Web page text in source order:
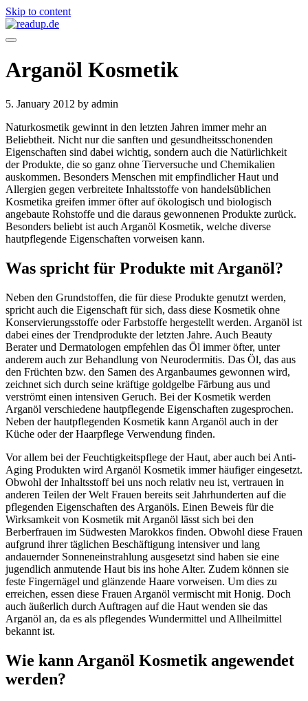
Skip to content
Arganöl Kosmetik
5. January 2012 by admin
Naturkosmetik gewinnt in den letzten Jahren immer mehr an
Beliebtheit. Nicht nur die sanften und gesundheitsschonenden
Eigenschaften sind dabei wichtig, sondern auch die Natürlichkeit
der Produkte, die so ganz ohne Tierversuche und Chemikalien
auskommen. Besonders Menschen mit empfindlicher Haut und
Allergien gegen verbreitete Inhaltsstoffe von handelsüblichen
Kosmetika greifen immer öfter auf ökologisch und biologisch
angebaute Rohstoffe und die daraus gewonnenen Produkte zurück.
Besonders beliebt ist auch Arganöl Kosmetik, welche diverse
hautpflegende Eigenschaften vorweisen kann.
Was spricht für Produkte mit Arganöl?
Neben den Grundstoffen, die für diese Produkte genutzt werden,
spricht auch die Eigenschaft für sich, dass diese Kosmetik ohne
Konservierungsstoffe oder Farbstoffe hergestellt werden. Arganöl ist
dabei eines der Trendprodukte der letzten Jahre. Auch Beauty
Berater und Dermatologen empfehlen das Öl immer öfter, unter
anderem auch zur Behandlung von Neurodermitis. Das Öl, das aus
den Früchten bzw. den Samen des Arganbaumes gewonnen wird,
zeichnet sich durch seine kräftige goldgelbe Färbung aus und
verströmt einen intensiven Geruch. Bei der Kosmetik werden
Arganöl verschiedene hautpflegende Eigenschaften zugesprochen.
Neben der hautpflegenden Kosmetik kann Arganöl auch in der
Küche oder der Haarpflege Verwendung finden.
Vor allem bei der Feuchtigkeitspflege der Haut, aber auch bei Anti-
Aging Produkten wird Arganöl Kosmetik immer häufiger eingesetzt.
Obwohl der Inhaltsstoff bei uns noch relativ neu ist, vertrauen in
anderen Teilen der Welt Frauen bereits seit Jahrhunderten auf die
pflegenden Eigenschaften des Arganöls. Einen Beweis für die
Wirksamkeit von Kosmetik mit Arganöl lässt sich bei den
Berberfrauen im Südwesten Marokkos finden. Obwohl diese Frauen
aufgrund ihrer täglichen Beschäftigung intensiver und lang
andauernder Sonneneinstrahlung ausgesetzt sind haben sie eine
jugendlich anmutende Haut bis ins hohe Alter. Zudem können sie
feste Fingernägel und glänzende Haare vorweisen. Um dies zu
erreichen, essen diese Frauen Arganöl vermischt mit Honig. Doch
auch äußerlich durch Auftragen auf die Haut wenden sie das
Arganöl an, da es als pflegendes Wundermittel und Allheilmittel
bekannt ist.
Wie kann Arganöl Kosmetik angewendet
werden?